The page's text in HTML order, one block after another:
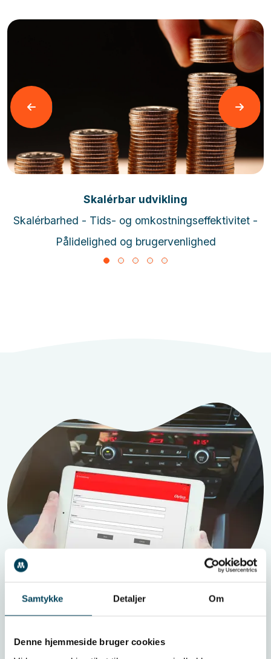
Samtykke Detaljer Om
Denne hjemmeside bruger cookies
Læs mere
Skalérbar udvikling
Skalérbarhed - Tids- og omkostningseffektivitet -
Pålidelighed og brugervenlighed
Udvikling af serviceapp